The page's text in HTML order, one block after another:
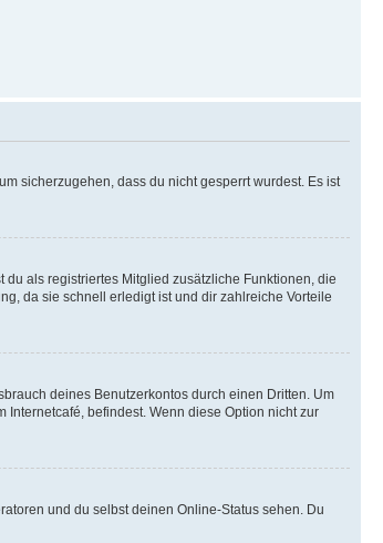
sicherzugehen, dass du nicht gesperrt wurdest. Es ist
als registriertes Mitglied zusätzliche Funktionen, die
da sie schnell erledigt ist und dir zahlreiche Vorteile
deines Benutzerkontos durch einen Dritten. Um
befindest. Wenn diese Option nicht zur
und du selbst deinen Online-Status sehen. Du